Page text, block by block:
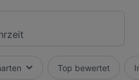
Top bewertet